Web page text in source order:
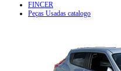
FINCER
Peças Usadas catalogo